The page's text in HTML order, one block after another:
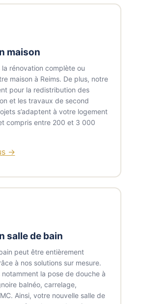
maison
la rénovation complète ou
maison à Reims. De plus, notre
pour la redistribution des
et les travaux de second
s’adaptent à votre logement
compris entre 200 et 3 000
→
salle de bain
peut être entièrement
à nos solutions sur mesure.
notamment la pose de douche à
balnéo, carrelage,
Ainsi, votre nouvelle salle de